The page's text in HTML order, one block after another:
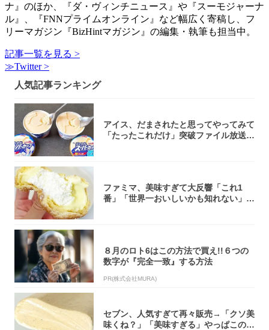
ナ』のほか、『ダ・ヴィンチニュース』や『スーモジャーナ
ル』、『FNNプライムオンライン』など幅広く寄稿し、フ
リーマガジン『BizHintマガジン』の編集・執筆も担当中。
記事一覧を見る >
≫Twitter >
人気記事ランキング
アイス、だまされたと思ってやってみて
「たったこれだけ」突破ファイル放送で
ファミマ、美味すぎて大反響「これ1
番」「世界一おいしいかも知れない」
８月のロト6はこの方法で買え!!６つの
数字が『完全一致』する方法
PR(株式会社MURA)
セブン、人気すぎて再々販売→「クソ美
味くね？」「美味すぎる」やっぱこのク